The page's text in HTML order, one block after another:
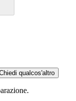
qualcos'altro